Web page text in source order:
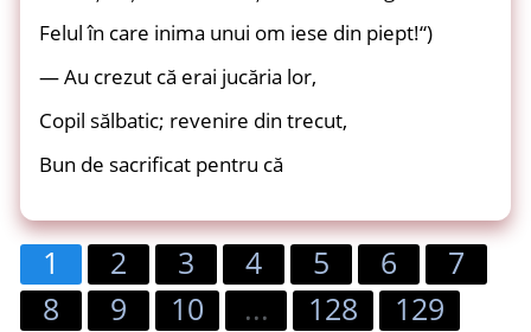
Felul în care inima unui om iese din piept!“)
— Au crezut că erai jucăria lor,
Copil sălbatic; revenire din trecut,
Bun de sacrificat pentru că
1 2 3 4 5 6
7
8
9 10 ... 128
129